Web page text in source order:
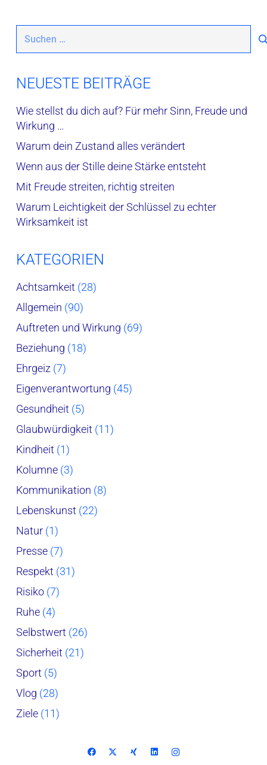
Suchen
NEUESTE BEITRÄGE
Wie stellst du dich auf? Für mehr Sinn, Freude und
Wirkung …
Warum dein Zustand alles verändert
Wenn aus der Stille deine Stärke entsteht
Mit Freude streiten, richtig streiten
Warum Leichtigkeit der Schlüssel zu echter
Wirksamkeit ist
KATEGORIEN
Achtsamkeit (28)
Allgemein (90)
Auftreten und Wirkung (69)
Beziehung (18)
Ehrgeiz (7)
Eigenverantwortung (45)
Gesundheit (5)
Glaubwürdigkeit (11)
Kindheit (1)
Kolumne (3)
Kommunikation (8)
Lebenskunst (22)
Natur (1)
Presse (7)
Respekt (31)
Risiko (7)
Ruhe (4)
Selbstwert (26)
Sicherheit (21)
Sport (5)
Vlog (28)
Ziele (11)